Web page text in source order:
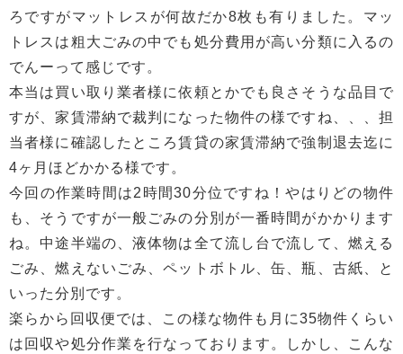
ろですがマットレスが何故だか8枚も有りました。マッ
トレスは粗大ごみの中でも処分費用が高い分類に入るの
でんーって感じです。
本当は買い取り業者様に依頼とかでも良さそうな品目で
すが、家賃滞納で裁判になった物件の様ですね、、、担
当者様に確認したところ賃貸の家賃滞納で強制退去迄に
4ヶ月ほどかかる様です。
今回の作業時間は2時間30分位ですね！やはりどの物件
も、そうですが一般ごみの分別が一番時間がかかります
ね。中途半端の、液体物は全て流し台で流して、燃える
ごみ、燃えないごみ、ペットボトル、缶、瓶、古紙、と
いった分別です。
楽らから回収便では、この様な物件も月に35物件くらい
は回収や処分作業を行なっております。しかし、こんな